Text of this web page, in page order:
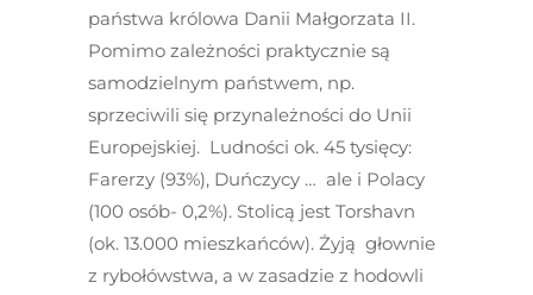
państwa królowa Danii Małgorzata II.
Pomimo zależności praktycznie są
samodzielnym państwem, np.
sprzeciwili się przynależności do Unii
Europejskiej. Ludności ok. 45 tysięcy:
Farerzy (93%), Duńczycy … ale i Polacy
(100 osób- 0,2%). Stolicą jest Torshavn
(ok. 13.000 mieszkańców). Żyją głownie
z rybołówstwa, a w zasadzie z hodowli